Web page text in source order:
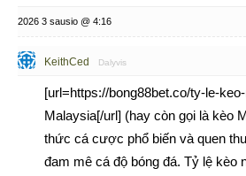
2026 3 sausio @ 4:16
KeithCed Dalyvis
[url=https://bong88bet.co/ty-le-
Malaysia[/url] (hay còn gọi là kèo
thức cá cược phổ biến và quen
đam mê cá độ bóng đá. Tỷ lệ kèo